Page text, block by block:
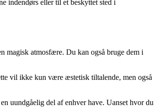
indendørs eller til et beskyttet sted i
magisk atmosfære. Du kan også bruge dem i
vil ikke kun være æstetisk tiltalende, men også
uundgåelig del af enhver have. Uanset hvor du